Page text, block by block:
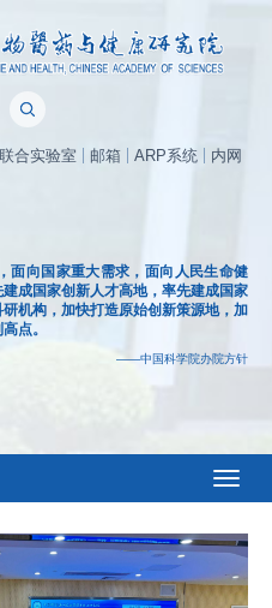
合实验室 邮箱 ARP系统 内网
面向国家重大需求，面向人民生命健
成国家创新人才高地，率先建成国家
机构，加快打造原始创新策源地，加
点。
——中国科学院办院方针